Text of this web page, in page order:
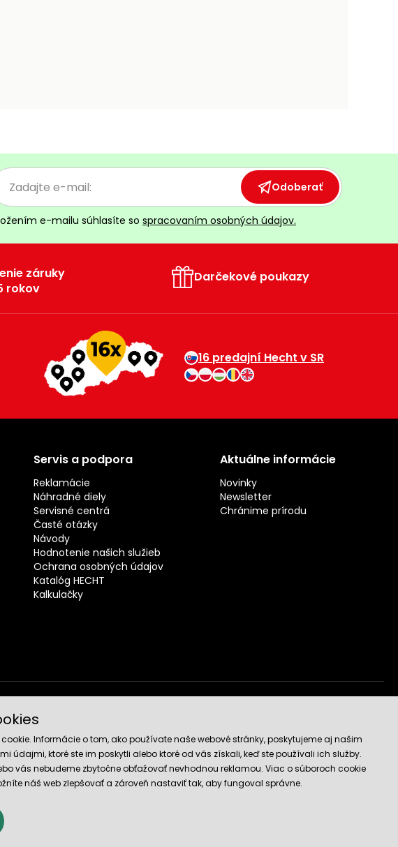
Odoberať
e-mailu súhlasíte so spracovaním osobných údajov.
záruky
rokov
Darčekové poukazy
16 predajní Hecht v SR
Servis a podpora
Reklamácie
Náhradné diely
Servisné centrá
Časté otázky
Návody
Hodnotenie našich služieb
Ochrana osobných údajov
Katalóg HECHT
Kalkulačky
Aktuálne informácie
Novinky
Newsletter
Chránime prírodu
Spoľahlivý obchod
Informácie o tom, ako používate naše webové stránky, poskytujeme aj našim
ktoré ste im poskytli alebo ktoré od vás získali, keď ste používali ich služby.
vás nebudeme zbytočne obťažovať nevhodnou reklamou. Viac o súboroch cookie
náš web zlepšovať a zároveň nastaviť tak, aby fungoval správne.